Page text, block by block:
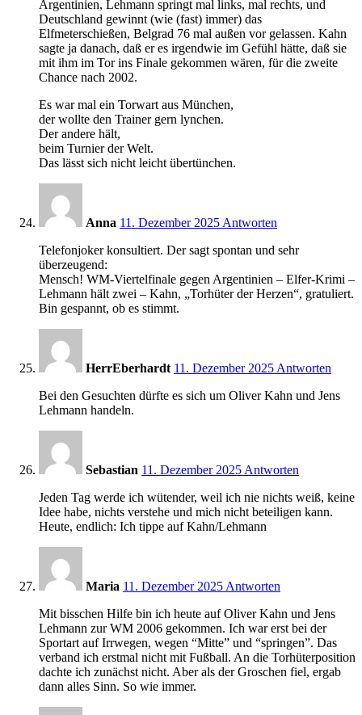
Argentinien, Lehmann springt mal links, mal rechts, und
Deutschland gewinnt (wie (fast) immer) das
Elfmeterschießen, Belgrad 76 mal außen vor gelassen. Kahn
sagte ja danach, daß er es irgendwie im Gefühl hätte, daß sie
mit ihm im Tor ins Finale gekommen wären, für die zweite
Chance nach 2002.
Es war mal ein Torwart aus München,
der wollte den Trainer gern lynchen.
Der andere hält,
beim Turnier der Welt.
Das lässt sich nicht leicht übertünchen.
Anna 11. Dezember 2025 Antworten
Telefonjoker konsultiert. Der sagt spontan und sehr
überzeugend:
Mensch! WM-Viertelfinale gegen Argentinien – Elfer-Krimi –
Lehmann hält zwei – Kahn, „Torhüter der Herzen“, gratuliert.
Bin gespannt, ob es stimmt.
HerrEberhardt 11. Dezember 2025 Antworten
Bei den Gesuchten dürfte es sich um Oliver Kahn und Jens
Lehmann handeln.
Sebastian 11. Dezember 2025 Antworten
Jeden Tag werde ich wütender, weil ich nie nichts weiß, keine
Idee habe, nichts verstehe und mich nicht beteiligen kann.
Heute, endlich: Ich tippe auf Kahn/Lehmann
Maria 11. Dezember 2025 Antworten
Mit bisschen Hilfe bin ich heute auf Oliver Kahn und Jens
Lehmann zur WM 2006 gekommen. Ich war erst bei der
Sportart auf Irrwegen, wegen “Mitte” und “springen”. Das
verband ich erstmal nicht mit Fußball. An die Torhüterposition
dachte ich zunächst nicht. Aber als der Groschen fiel, ergab
dann alles Sinn. So wie immer.